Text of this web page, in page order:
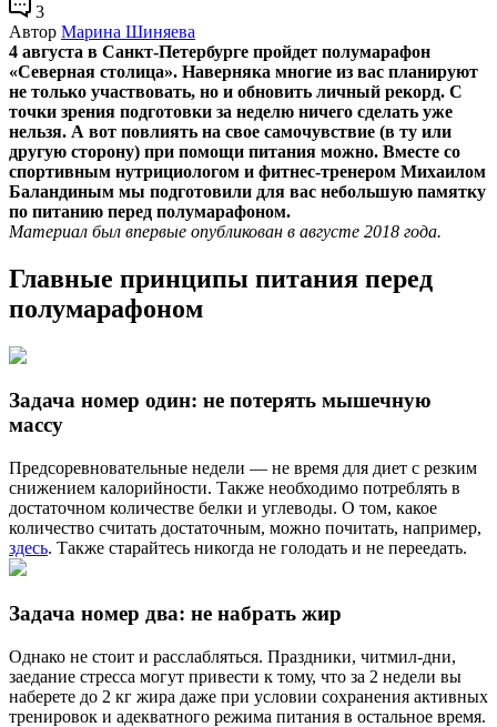
3
Автор Марина Шиняева
4 августа в Санкт-Петербурге пройдет полумарафон
«Северная столица». Наверняка многие из вас планируют
не только участвовать, но и обновить личный рекорд. С
точки зрения подготовки за неделю ничего сделать уже
нельзя. А вот повлиять на свое самочувствие (в ту или
другую сторону) при помощи питания можно. Вместе со
спортивным нутрициологом и фитнес-тренером Михаилом
Баландиным мы подготовили для вас небольшую памятку
по питанию перед полумарафоном.
Материал был впервые опубликован в августе 2018 года.
Главные принципы питания перед
полумарафоном
Задача номер один: не потерять мышечную
массу
Предсоревновательные недели — не время для диет с резким
снижением калорийности. Также необходимо потреблять в
достаточном количестве белки и углеводы. О том, какое
количество считать достаточным, можно почитать, например,
здесь. Также старайтесь никогда не голодать и не переедать.
Задача номер два: не набрать жир
Однако не стоит и расслабляться. Праздники, читмил-дни,
заедание стресса могут привести к тому, что за 2 недели вы
наберете до 2 кг жира даже при условии сохранения активных
тренировок и адекватного режима питания в остальное время.